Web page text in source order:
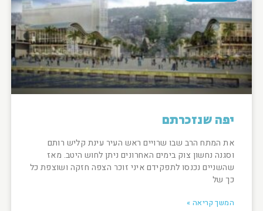
יפה שנזכרתם
את המתח הרב שבו שרויים ראש העיר עינת קליש רותם
וסגנה נחשון צוק בימים האחרונים ניתן לחוש היטב. מאז
שהשניים נכנסו לתפקידם איני זוכר הצפה חזקה ושוצפת כל
כך של
המשך קריאה »